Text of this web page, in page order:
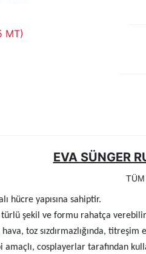
EVA SÜNGER
hücre yapısına sahiptir.
türlü şekil ve formu rahatça
hava, toz sızdırmazlığında,
amaçlı, cosplayerlar tarafından